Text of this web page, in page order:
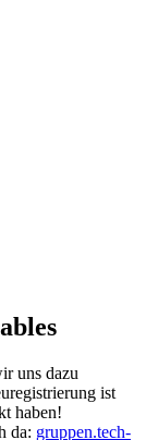
uns dazu
ist
haben!
da: gruppen.tech-